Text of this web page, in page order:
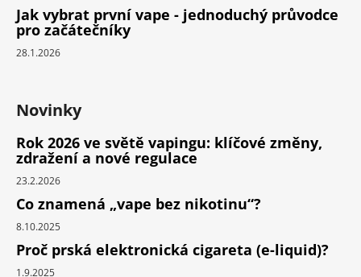
Jak vybrat první vape - jednoduchý průvodce
pro začátečníky
28.1.2026
Novinky
Rok 2026 ve světě vapingu: klíčové změny,
zdražení a nové regulace
23.2.2026
Co znamená „vape bez nikotinu“?
8.10.2025
Proč prská elektronická cigareta (e-liquid)?
1.9.2025